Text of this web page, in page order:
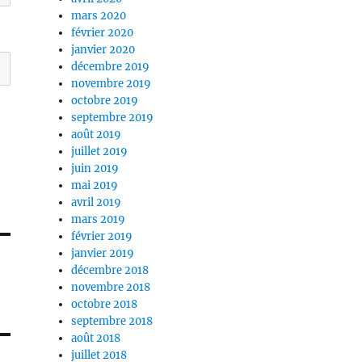
mars 2020
février 2020
janvier 2020
décembre 2019
novembre 2019
octobre 2019
septembre 2019
août 2019
juillet 2019
juin 2019
mai 2019
avril 2019
mars 2019
février 2019
janvier 2019
décembre 2018
novembre 2018
octobre 2018
septembre 2018
août 2018
juillet 2018